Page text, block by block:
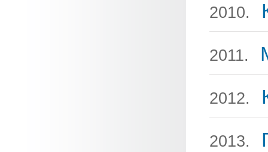
2010.
2011.
2012.
2013.